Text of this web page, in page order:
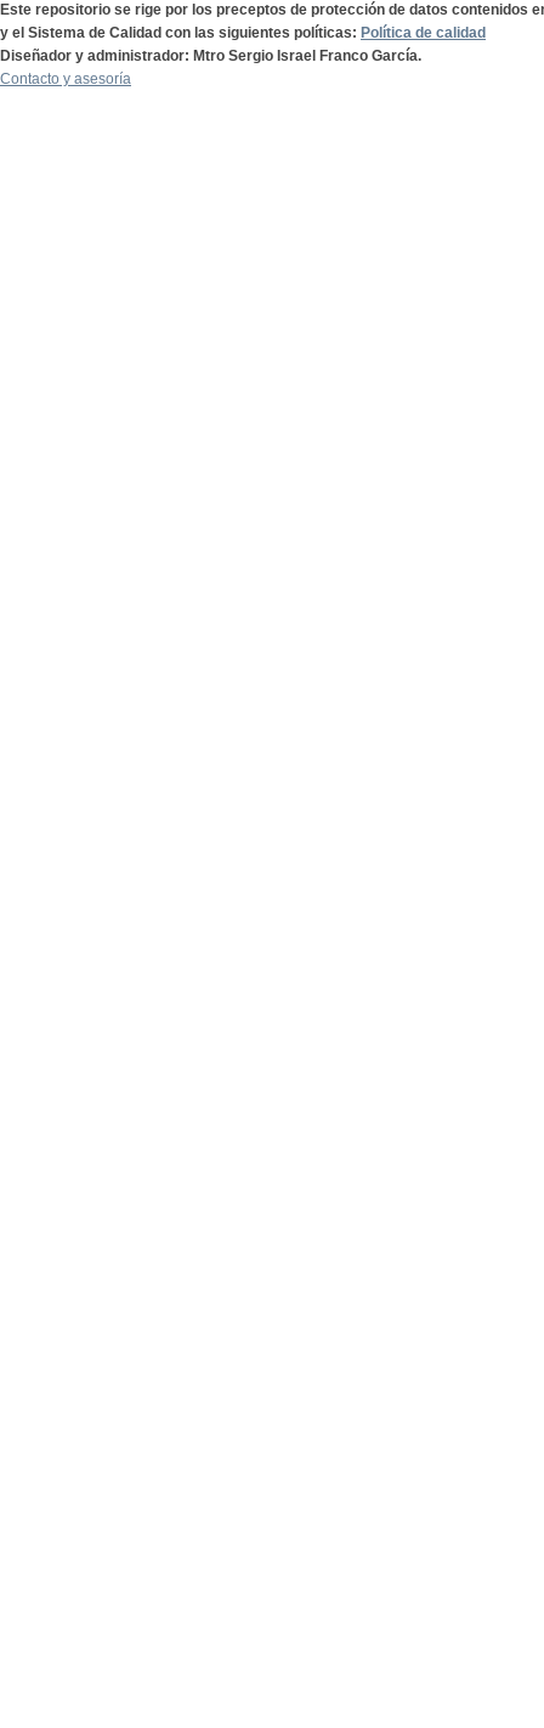
Este repositorio se rige por los preceptos de protección de datos contenidos
y el Sistema de Calidad con las siguientes políticas: Política de calidad
Diseñador y administrador: Mtro Sergio Israel Franco García.
Contacto y asesoría